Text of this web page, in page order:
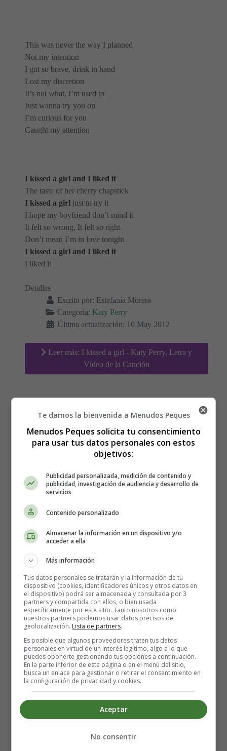
This was never the way I planned
Not my intention
I got so brave, drink in hand
Lost my discretion
It’s not what, I’m used to
Just wanna try you on
I’m curious for you
Caught my attention
I kissed a girl and I liked it
The taste of her cherry chapstick
I kissed a girl just to try it
I hope my boyfriend don’t mind it
It felt so wrong, It felt so right
Don’t mean I’m in love tonight
I kissed a girl and I liked it
I liked it
Detalles
Escrito por: Estefanía Morera
Categoría: Katy Perry
Última actualización: 10 May 2012
Leer más: I kissed a girl - Katy Perry, Letra y
Vídeo de la Canción
California girls - Katy Perry,
Letra y Vídeo de la Canción
Letra y Vídeo de la canción
California girls, de Katy
Perry
Greetings loved ones, lets take a journey
I know a place
Warm, wet and wild
There must be something in the water
Sippin' gin and juice
Laying underneath the palm trees
The boys, break their necks
Try'na to creep a little sneak peek
Te damos la bienvenida a Menudos Peques
Menudos Peques solicita tu consentimiento
para usar tus datos personales con estos
objetivos:
Publicidad personalizada, medición de contenido y
publicidad, investigación de audiencia y desarrollo de
servicios
Contenido personalizado
Almacenar la información en un dispositivo y/o
acceder a ella
Más información
Tus datos personales se tratarán y la información de tu
dispositivo (cookies, identificadores únicos y otros datos en
el dispositivo) podrá ser almacenada y consultada por 3
partners y compartida con ellos, o bien usada
específicamente por este sitio. Tanto nosotros como
nuestros partners podemos usar datos precisos de
geolocalización. Lista de partners.
Es posible que algunos proveedores traten tus datos
personales en virtud de un interés legítimo, algo a lo que
puedes oponerte gestionando tus opciones a continuación.
En la parte inferior de esta página o en el menú del sitio,
busca un enlace para gestionar o retirar el consentimiento en
la configuración de privacidad y cookies.
Aceptar
No consentir